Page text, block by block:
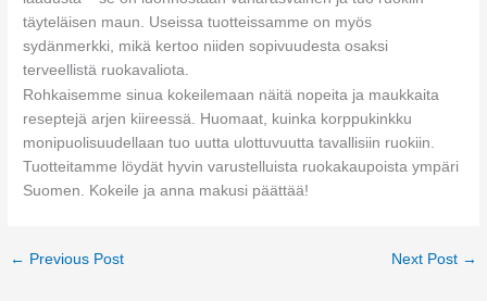
täyteläisen maun. Useissa tuotteissamme on myös
sydänmerkki, mikä kertoo niiden sopivuudesta osaksi
terveellistä ruokavaliota.
Rohkaisemme sinua kokeilemaan näitä nopeita ja maukkaita
reseptejä arjen kiireessä. Huomaat, kuinka korppukinkku
monipuolisuudellaan tuo uutta ulottuvuutta tavallisiin ruokiin.
Tuotteitamme löydät hyvin varustelluista ruokakaupoista ympäri
Suomen. Kokeile ja anna makusi päättää!
← Previous Post Next Post →